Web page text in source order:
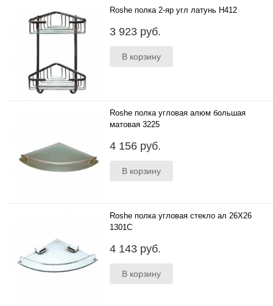
Roshe полка 2-яр угл латунь H412
3 923 руб.
Roshe полка угловая алюм большая
матовая 3225
4 156 руб.
Roshe полка угловая стекло ал 26Х26
1301С
4 143 руб.